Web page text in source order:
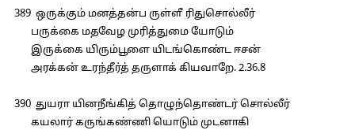
389 ஒருக்கும் மனத்தன்ப ருள்ளீ ரிதுசொல்லீர்
பருக்கை மதவேழ முரித்துமை யோடும்
இருக்கை யிரும்பூளை யிடங்கொண்ட ஈசன்
அரக்கன் உரந்தீர்த் தருளாக் கியவாறே. 2.36.8
390 துயரா யினநீங்கித் தொழுந்தொண்டர் சொல்லீர்
கயலார் கருங்கண்ணி யொடும் முடனாகி